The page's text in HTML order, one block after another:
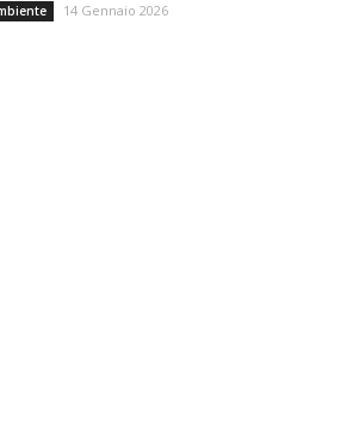
14 Gennaio 2026